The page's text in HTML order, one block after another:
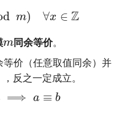
m) ∀x ∈ Z
m同余等价。
等价（任意取值同余）并
反之一定成立。
⟹ a ≡ b